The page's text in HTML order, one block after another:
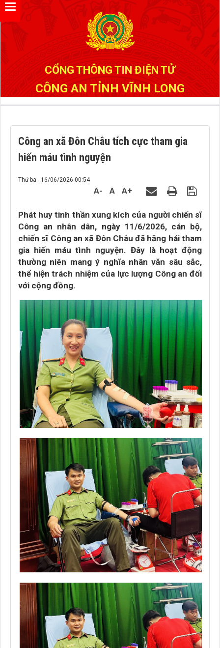
CỔNG THÔNG TIN ĐIỆN TỬ
CÔNG AN TỈNH VĨNH LONG
Công an xã Đôn Châu tích cực tham gia
hiến máu tình nguyện
Thứ ba - 16/06/2026 00:54
A- A A+
Phát huy tinh thần xung kích của người chiến sĩ
Công an nhân dân, ngày 11/6/2026, cán bộ,
chiến sĩ Công an xã Đôn Châu đã hăng hái tham
gia hiến máu tình nguyện. Đây là hoạt động
thường niên mang ý nghĩa nhân văn sâu sắc,
thể hiện trách nhiệm của lực lượng Công an đối
với cộng đồng.